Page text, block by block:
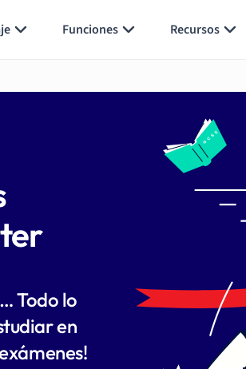
Funciones Recursos
Todo lo
en